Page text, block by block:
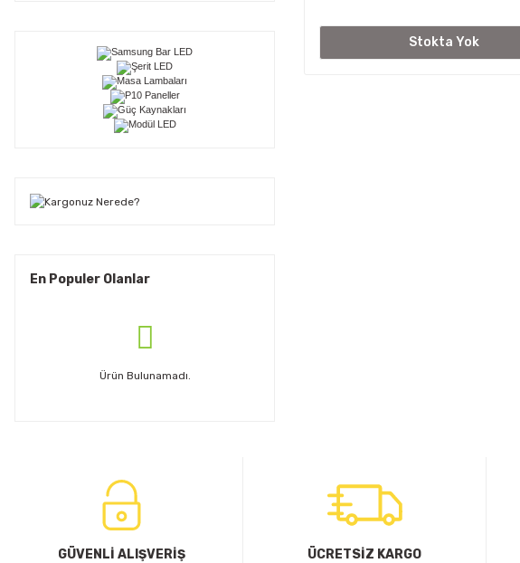
En Populer Olanlar
Ürün Bulunamadı.
Stokta Yok
GÜVENLİ ALIŞVERİŞ ÜCRETSİZ KARGO